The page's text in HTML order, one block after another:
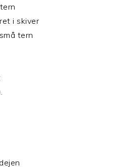
i skiver
tern